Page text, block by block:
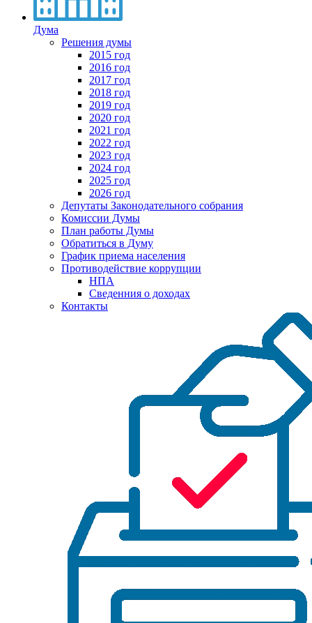
Дума
Решения думы
2015 год
2016 год
2017 год
2018 год
2019 год
2020 год
2021 год
2022 год
2023 год
2024 год
2025 год
2026 год
Депутаты Законодательного собрания
Комиссии Думы
План работы Думы
Обратиться в Думу
График приема населения
Противодействие коррупции
НПА
Сведенния о доходах
Контакты